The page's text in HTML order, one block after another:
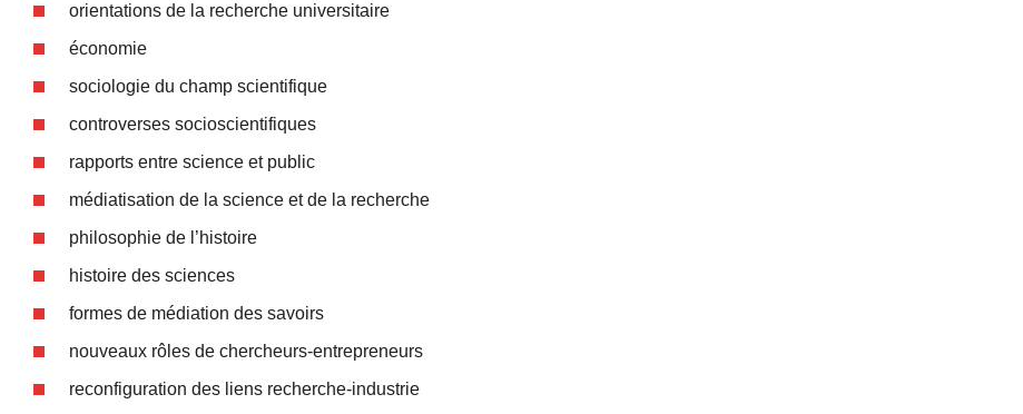
orientations de la recherche universitaire
économie
sociologie du champ scientifique
controverses socioscientifiques
rapports entre science et public
médiatisation de la science et de la recherche
philosophie de l’histoire
histoire des sciences
formes de médiation des savoirs
nouveaux rôles de chercheurs-entrepreneurs
reconfiguration des liens recherche-industrie